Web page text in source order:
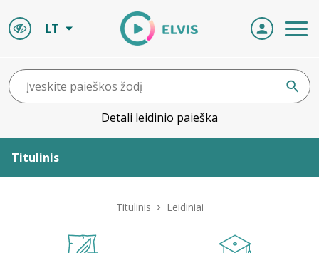
LT
Detali leidinio paieška
Titulinis
Titulinis Leidiniai